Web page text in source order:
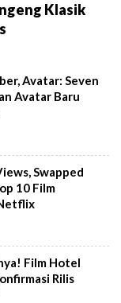
Klasik
Avatar: Seven
Avatar Baru
Swapped
10 Film
Film Hotel
Rilis